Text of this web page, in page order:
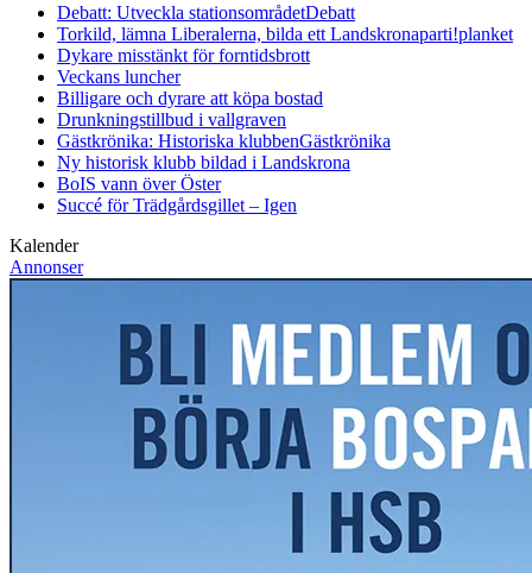
Debatt: Utveckla stationsområdetDebatt
Torkild, lämna Liberalerna, bilda ett Landskronaparti!planket
Dykare misstänkt för forntidsbrott
Veckans luncher
Billigare och dyrare att köpa bostad
Drunkningstillbud i vallgraven
Gästkrönika: Historiska klubbenGästkrönika
Ny historisk klubb bildad i Landskrona
BoIS vann över Öster
Succé för Trädgårdsgillet – Igen
Kalender
Annonser